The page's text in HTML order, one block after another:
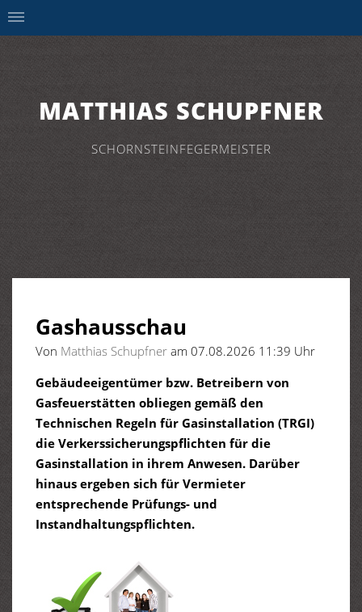
MATTHIAS SCHUPFNER
SCHORNSTEINFEGERMEISTER
Gashausschau
Von Matthias Schupfneram 07.08.2026 11:39 Uhr
Gebäudeeigentümer bzw. Betreibern von
Gasfeuerstätten obliegen gemäß den
Technischen Regeln für Gasinstallation (TRGI)
die Verkerssicherungspflichten für die
Gasinstallation in ihrem Anwesen. Darüber
hinaus ergeben sich für Vermieter
entsprechende Prüfungs- und
Instandhaltungspflichten.